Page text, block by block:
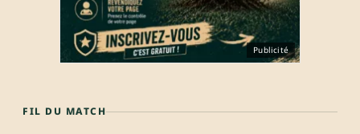
Publicité
FIL DU MATCH